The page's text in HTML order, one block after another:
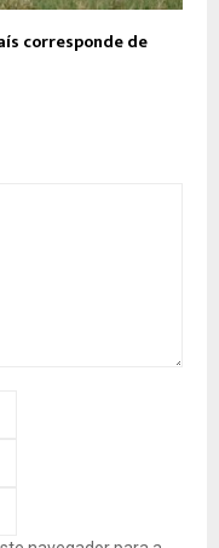
corresponde de